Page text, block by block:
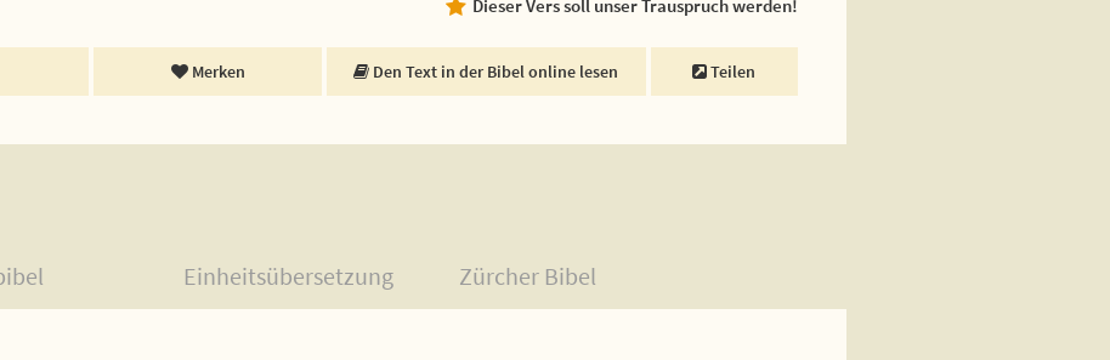
Dieser Vers soll unser Trauspruch werden!
Merken Den Text in der Bibel online lesen Teilen
Einheitsübersetzung Zürcher Bibel